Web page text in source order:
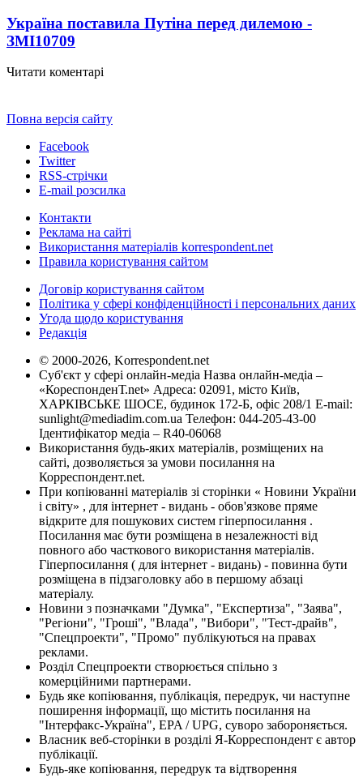
Україна поставила Путіна перед дилемою -
ЗМІ10709
Читати коментарі
Повна версія сайту
Facebook
Twitter
RSS-стрічки
E-mail розсилка
Контакти
Реклама на сайті
Використання матеріалів korrespondent.net
Правила користування сайтом
Договір користування сайтом
Політика у сфері конфіденційності і персональних даних
Угода щодо користування
Редакція
© 2000-2026, Korrespondent.net
Суб'єкт у сфері онлайн-медіа Назва онлайн-медіа –
«КореспонденТ.net» Адреса: 02091, місто Київ,
ХАРКІВСЬКЕ ШОСЕ, будинок 172-Б, офіс 208/1 E-mail:
sunlight@mediadim.com.ua Телефон: 044-205-43-00
Ідентифікатор медіа – R40-06068
Використання будь-яких матеріалів, розміщених на
сайті, дозволяється за умови посилання на
Корреспондент.net.
При копіюванні матеріалів зі сторінки « Новини України
і світу» , для інтернет - видань - обов'язкове пряме
відкрите для пошукових систем гіперпосилання .
Посилання має бути розміщена в незалежності від
повного або часткового використання матеріалів.
Гіперпосилання ( для інтернет - видань) - повинна бути
розміщена в підзаголовку або в першому абзаці
матеріалу.
Новини з позначками "Думка", "Експертиза", "Заява",
"Регіони", "Гроші", "Влада", "Вибори", "Тест-драйв",
"Спецпроекти", "Промо" публікуються на правах
реклами.
Розділ Спецпроекти створюється спільно з
комерційними партнерами.
Будь яке копіювання, публікація, передрук, чи наступне
поширення інформації, що містить посилання на
"Інтерфакс-Україна", EPA / UPG, суворо забороняється.
Власник веб-сторінки в розділі Я-Корреспондент є автор
публікації.
Будь-яке копіювання, передрук та відтворення